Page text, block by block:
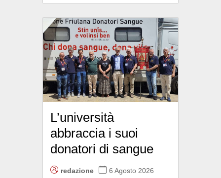
L’università
abbraccia i suoi
donatori di sangue
redazione 6 Agosto 2026